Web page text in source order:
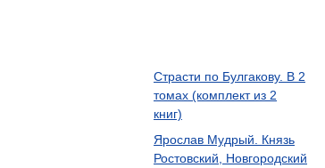
Страсти по Булгакову. В 2
томах (комплект из 2
книг)
Ярослав Мудрый. Князь
Ростовский, Новгородский